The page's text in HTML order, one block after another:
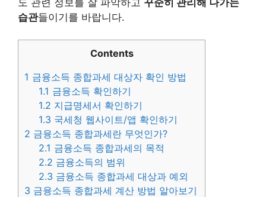
습관들이기를 바랍니다.
Contents
1 금융소득 종합과세 대상자 확인 방법
1.1 금융소득 확인하기
1.2 지급명세서 확인하기
1.3 국세청 웹사이트/앱 확인하기
2 금융소득 종합과세란 무엇인가?
2.1 금융소득 종합과세의 목적
2.2 금융소득의 범위
2.3 금융소득 종합과세 대상과 예외
3 금융소득 종합과세 계산 방법 알아보기